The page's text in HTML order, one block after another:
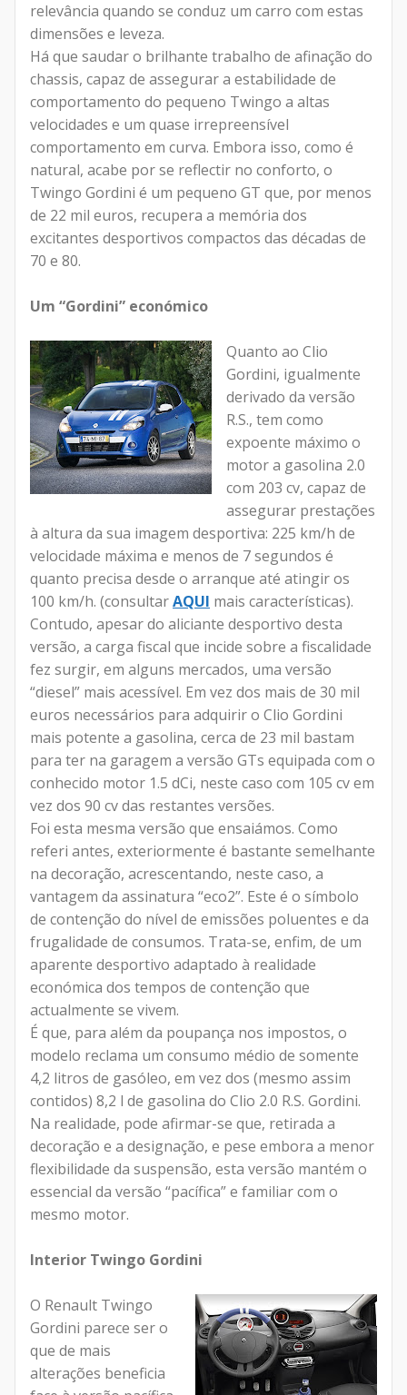
relevância quando se conduz um carro com estas
dimensões e leveza.
Há que saudar o brilhante trabalho de afinação do
chassis, capaz de assegurar a estabilidade de
comportamento do pequeno Twingo a altas
velocidades e um quase irrepreensível
comportamento em curva. Embora isso, como é
natural, acabe por se reflectir no conforto, o
Twingo Gordini é um pequeno GT que, por menos
de 22 mil euros, recupera a memória dos
excitantes desportivos compactos das décadas de
70 e 80.
Um “Gordini” económico
Quanto ao Clio
Gordini, igualmente
derivado da versão
R.S., tem como
expoente máximo o
motor a gasolina 2.0
com 203 cv, capaz de
assegurar prestações
à altura da sua imagem desportiva: 225 km/h de
velocidade máxima e menos de 7 segundos é
quanto precisa desde o arranque até atingir os
100 km/h. (consultarAQUI mais características).
Contudo, apesar do aliciante desportivo desta
versão, a carga fiscal que incide sobre a fiscalidade
fez surgir, em alguns mercados, uma versão
“diesel” mais acessível. Em vez dos mais de 30 mil
euros necessários para adquirir o Clio Gordini
mais potente a gasolina, cerca de 23 mil bastam
para ter na garagem a versão GTs equipada com o
conhecido motor 1.5 dCi, neste caso com 105 cv em
vez dos 90 cv das restantes versões.
Foi esta mesma versão que ensaiámos. Como
referi antes, exteriormente é bastante semelhante
na decoração, acrescentando, neste caso, a
vantagem da assinatura “eco2”. Este é o símbolo
de contenção do nível de emissões poluentes e da
frugalidade de consumos. Trata-se, enfim, de um
aparente desportivo adaptado à realidade
económica dos tempos de contenção que
actualmente se vivem.
É que, para além da poupança nos impostos, o
modelo reclama um consumo médio de somente
4,2 litros de gasóleo, em vez dos (mesmo assim
contidos) 8,2 l de gasolina do Clio 2.0 R.S. Gordini.
Na realidade, pode afirmar-se que, retirada a
decoração e a designação, e pese embora a menor
flexibilidade da suspensão, esta versão mantém o
essencial da versão “pacífica” e familiar com o
mesmo motor.
Interior Twingo Gordini
O Renault Twingo
Gordini parece ser o
que de mais
alterações beneficia